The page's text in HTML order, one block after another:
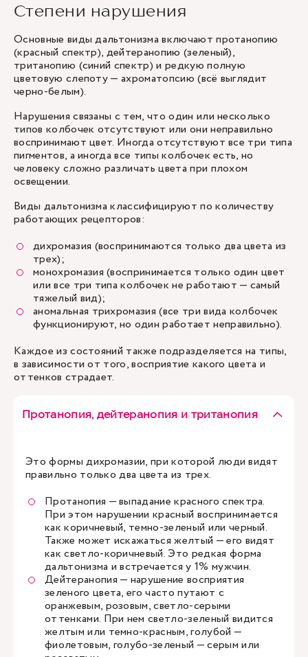
Степени нарушения
Основные виды дальтонизма включают протанопию
(красный спектр), дейтеранопию (зеленый),
тританопию (синий спектр) и редкую полную
цветовую слепоту — ахроматопсию (всё выглядит
черно-белым).
Нарушения связаны с тем, что один или несколько
типов колбочек отсутствуют или они неправильно
воспринимают цвет. Иногда отсутствуют все три типа
пигментов, а иногда все типы колбочек есть, но
человеку сложно различать цвета при плохом
освещении.
Виды дальтонизма классифицируют по количеству
работающих рецепторов:
дихромазия (воспринимаются только два цвета из
трех);
монохромазия (воспринимается только один цвет
или все три типа колбочек не работают — самый
тяжелый вид);
аномальная трихромазия (все три вида колбочек
функционируют, но один работает неправильно).
Каждое из состояний также подразделяется на типы,
в зависимости от того, восприятие какого цвета и
оттенков страдает.
Протанопия, дейтеранопия и тританопия
Это формы дихромазии, при которой люди видят
правильно только два цвета из трех.
Протанопия — выпадание красного спектра.
При этом нарушении красный воспринимается
как коричневый, темно-зеленый или черный.
Также может искажаться желтый — его видят
как светло-коричневый. Это редкая форма
дальтонизма и встречается у 1% мужчин.
Дейтеранопия — нарушение восприятия
зеленого цвета, его часто путают с
оранжевым, розовым, светло-серыми
оттенками. При нем светло-зеленый видится
желтым или темно-красным, голубой —
фиолетовым, голубо-зеленый — серым или